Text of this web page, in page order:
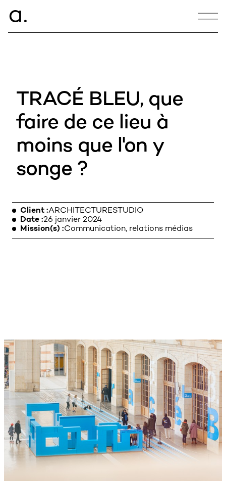
a
TRACÉ BLEU, que
faire de ce lieu à
moins que l'on y
songe ?
Client ARCHITECTURESTUDIO
Date 26 janvier 2024
Mission(s) Communication, relations médias
hello@armance.co
+33 1 40 57 00 00
22, rue de Douai